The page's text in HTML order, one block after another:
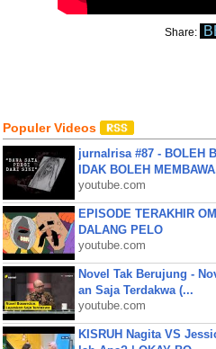
Share:
Populer Videos
jurnalrisa #87 - BOLEH
IDAK BOLEH
youtube.com
EPISODE TERAKHIR
DALANG PELO
youtube.com
Novel Tak Berujung -
an Saja Terdakwa (...
youtube.com
KISRUH Nagita VS